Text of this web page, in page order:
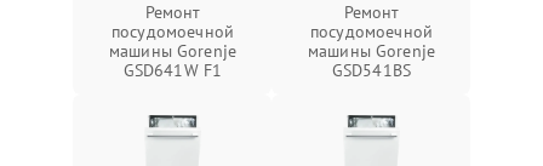
Ремонт
посудомоечной
машины Gorenje
GSD641W F1
Ремонт
посудомоечной
машины Gorenje
GSD541BS